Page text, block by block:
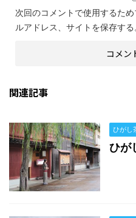
次回のコメントで使用するた
ルアドレス、サイトを保存する
関連記事
ひがし
ひが